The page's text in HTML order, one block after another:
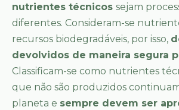
nutrientes técnicos sejam
diferentes. Consideram-se
recursos biodegradáveis, por isso,
devolvidos de maneira segura
Classificam-se como nutrientes
que não são produzidos
planeta e sempre devem ser